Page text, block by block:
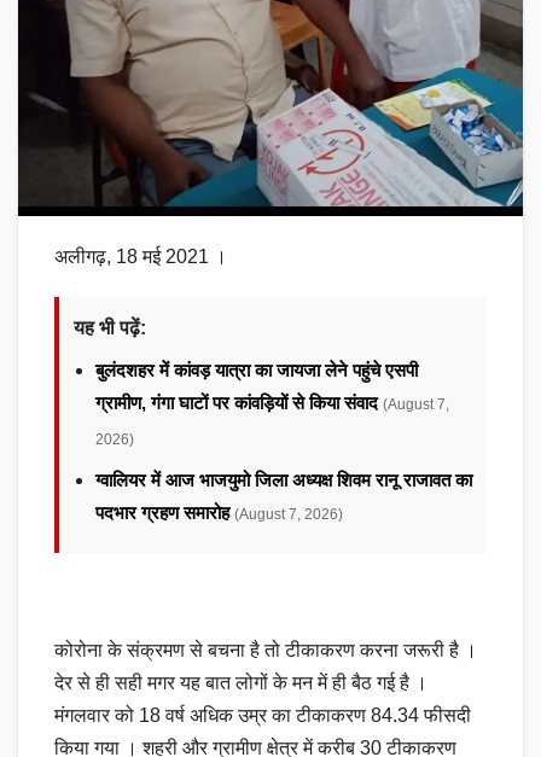
अलीगढ़, 18 मई 2021 ।
यह भी पढ़ें:
बुलंदशहर में कांवड़ यात्रा का जायजा लेने पहुंचे एसपी
ग्रामीण, गंगा घाटों पर कांवड़ियों से किया संवाद (August 7,
2026)
ग्वालियर में आज भाजयुमो जिला अध्यक्ष शिवम रानू राजावत का
पदभार ग्रहण समारोह (August 7, 2026)
कोरोना के संक्रमण से बचना है तो टीकाकरण करना जरूरी है ।
देर से ही सही मगर यह बात लोगों के मन में ही बैठ गई है ।
मंगलवार को 18 वर्ष अधिक उम्र का टीकाकरण 84.34 फीसदी
किया गया । शहरी और ग्रामीण क्षेत्र में करीब 30 टीकाकरण